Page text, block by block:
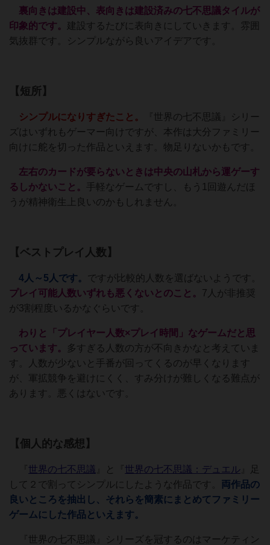
裏向きは建設中、表向きは建設済みの七不思議タイルが
印象的です。 建設するたびに表向きにしていきます。雰囲
気抜群です。シンプルながら良いアイデアです。
【短所】
シンプルになりすぎたこと。
『世界の七不思議』シリー
ズはいずれもゲーマー向けですが、本作は大分ファミリー
向けに舵を切った作品といえます。物足りないかもです。
左右のカードが要らないときは中央の山札から運ゲーす
るしかないこと。
手軽なゲームですし、もう1回遊んだほ
うが精神衛生上良いのかもしれません。
【ベストプレイ人数】
4人～5人です。 ですが比較的人数を選ばないようです。
プレイ可能人数いずれも悪くないとのこと。 7人が非推奨
が3割程度いるかなぐらいです。
わりと「プレイヤー人数×プレイ時間」なゲームだと思
っています。
多すぎる人数の方が不向きかなと考えていま
す。人数が少ないと手番が回ってくるのが早くなります
が、軍拡競争を避けにくく、すみ分けが難しくなる難点が
あります。悪くはないです。
【個人的な感想】
世界の七不思議 』と『 世界の七不思議：デュエル 』足
して２で割ってシンプルにしたような作品です。 両作品の
良いところを抽出し、それらを簡素にまとめてファミリー
ゲームにした作品といえます。
『世界の七不思議』シリーズを冠するのはマーケティン